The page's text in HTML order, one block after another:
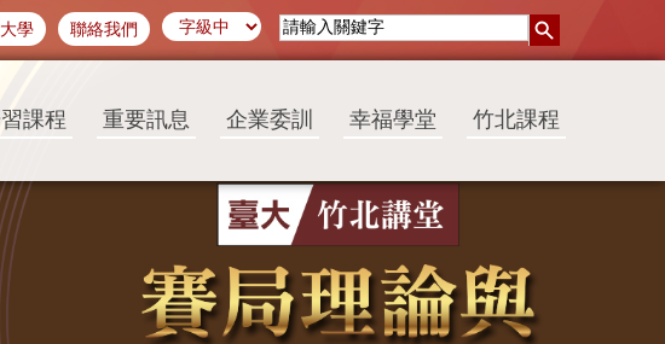
學 聯絡我們
課程 重要訊息 企業委訓 幸福學堂 竹北課程